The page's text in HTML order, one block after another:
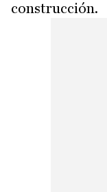
construcción.